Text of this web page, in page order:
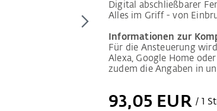
Digital abschließbarer
Alles im Griff - von
Informationen zur
Für die Ansteuerung
Alexa, Google Home
zudem die Angaben in
93,05 EUR / 1